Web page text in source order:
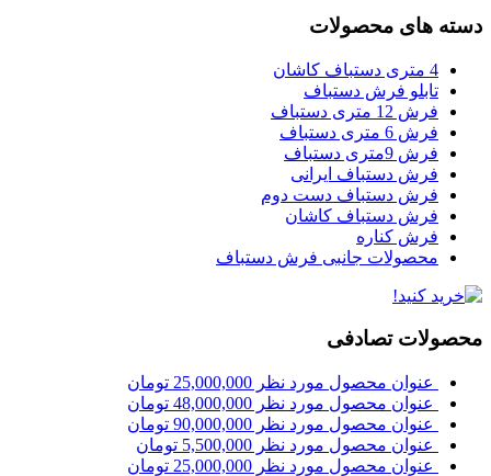
دسته های محصولات
4 متری دستباف کاشان
تابلو فرش دستباف
فرش 12 متری دستباف
فرش 6 متری دستباف
فرش 9متری دستباف
فرش دستباف ایرانی
فرش دستباف دست دوم
فرش دستباف کاشان
فرش کناره
محصولات جانبی فرش دستباف
محصولات تصادفی
عنوان محصول مورد نظر 25,000,000 تومان
عنوان محصول مورد نظر 48,000,000 تومان
عنوان محصول مورد نظر 90,000,000 تومان
عنوان محصول مورد نظر 5,500,000 تومان
عنوان محصول مورد نظر 25,000,000 تومان